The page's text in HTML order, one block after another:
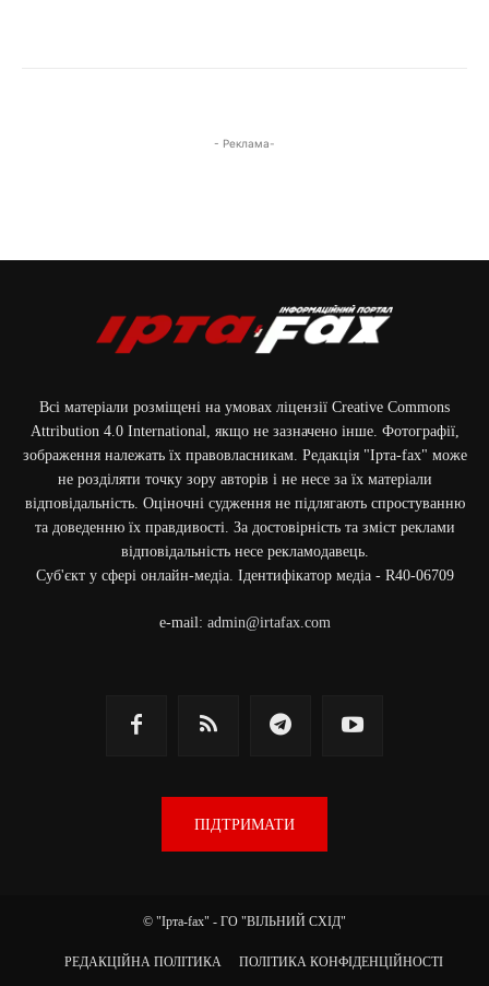
- Реклама-
Всі матеріали розміщені на умовах ліцензії Creative Commons
Attribution 4.0 International, якщо не зазначено інше. Фотографії,
зображення належать їх правовласникам. Редакція "Ірта-fax" може
не розділяти точку зору авторів і не несе за їх матеріали
відповідальність. Оціночні судження не підлягають спростуванню
та доведенню їх правдивості. За достовірність та зміст реклами
відповідальність несе рекламодавець.
Cуб'єкт у сфері онлайн-медіа. Ідентифікатор медіа - R40-06709
e-mail: admin@irtafax.com
ПІДТРИМАТИ
© "Ірта-fax" - ГО "ВІЛЬНИЙ СХІД"
РЕДАКЦІЙНА ПОЛІТИКА ПОЛІТИКА КОНФІДЕНЦІЙНОСТІ